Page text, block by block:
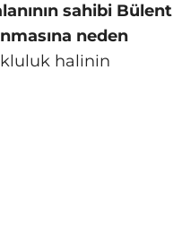
sahibi Bülent
neden
halinin